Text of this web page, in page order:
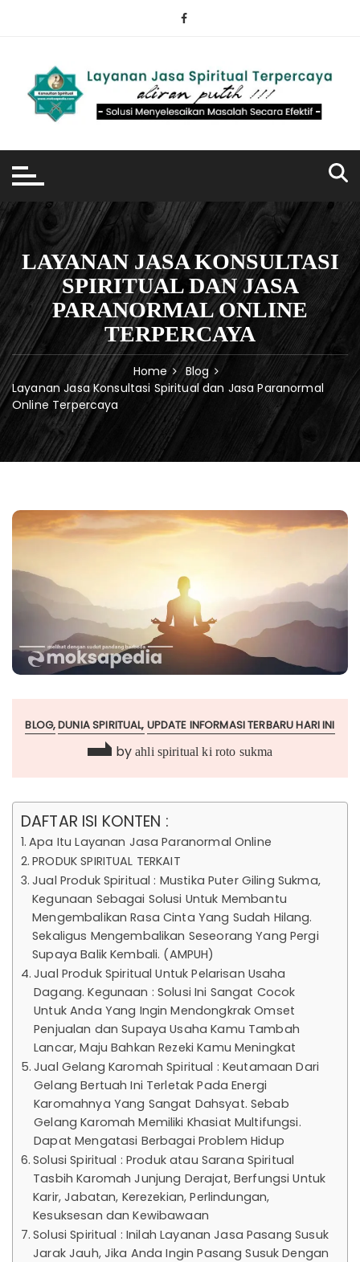
LAYANAN JASA KONSULTASI
SPIRITUAL DAN JASA
PARANORMAL ONLINE
TERPERCAYA
Home
Blog
Layanan Jasa Konsultasi Spiritual dan Jasa Paranormal
Online Terpercaya
BLOG DUNIA SPIRITUAL UPDATE INFORMASI TERBARU HARI INI
byahli spiritual ki roto sukma
DAFTAR ISI KONTEN :
Apa Itu Layanan Jasa Paranormal Online
PRODUK SPIRITUAL TERKAIT
Jual Produk Spiritual : Mustika Puter Giling Sukma,
Kegunaan Sebagai Solusi Untuk Membantu
Mengembalikan Rasa Cinta Yang Sudah Hilang.
Sekaligus Mengembalikan Seseorang Yang Pergi
Supaya Balik Kembali. (AMPUH)
Jual Produk Spiritual Untuk Pelarisan Usaha
Dagang. Kegunaan : Solusi Ini Sangat Cocok
Untuk Anda Yang Ingin Mendongkrak Omset
Penjualan dan Supaya Usaha Kamu Tambah
Lancar, Maju Bahkan Rezeki Kamu Meningkat
Jual Gelang Karomah Spiritual : Keutamaan Dari
Gelang Bertuah Ini Terletak Pada Energi
Karomahnya Yang Sangat Dahsyat. Sebab
Gelang Karomah Memiliki Khasiat Multifungsi.
Dapat Mengatasi Berbagai Problem Hidup
Solusi Spiritual : Produk atau Sarana Spiritual
Tasbih Karomah Junjung Derajat, Berfungsi Untuk
Karir, Jabatan, Kerezekian, Perlindungan,
Kesuksesan dan Kewibawaan
Solusi Spiritual : Inilah Layanan Jasa Pasang Susuk
Jarak Jauh, Jika Anda Ingin Pasang Susuk Dengan